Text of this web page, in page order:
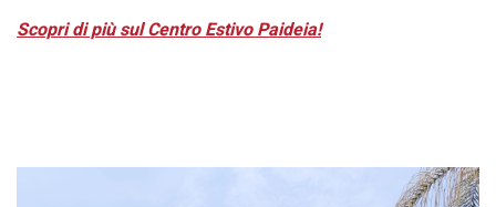
Scopri di più sul Centro Estivo Paideia!